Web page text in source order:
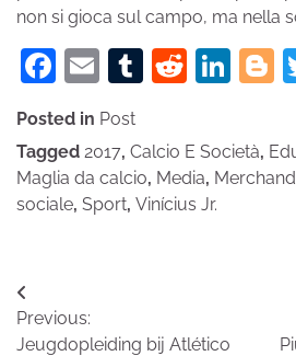
non si gioca sul campo, ma nella
Facebook
EmailTumblr
Reddit
Posted in Post
Tagged 2017, Calcio E Società,
Maglia da calcio, Media,
sociale, Sport, Vinícius Jr.
Bericht
navigatie
Previous:
Jeugdopleiding bij Atlético